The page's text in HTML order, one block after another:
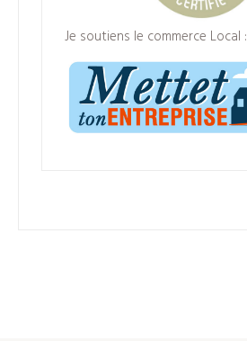
Je soutiens le commerce Local :